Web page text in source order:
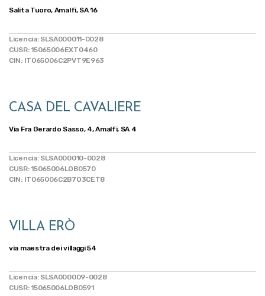
Salita Tuoro, Amalfi, SA 16
Licencia: SLSA000011-0028
CUSR: 15065006EXT0460
CIN: IT065006C2PVT9E963
CASA DEL CAVALIERE
Via Fra Gerardo Sasso, 4, Amalfi, SA 4
Licencia: SLSA000010-0028
CUSR: 15065006LOB0570
CIN: IT065006C2B7O3CET8
VILLA ERÒ
via maestra dei villaggi 54
Licencia: SLSA000009-0028
CUSR: 15065006LOB0591